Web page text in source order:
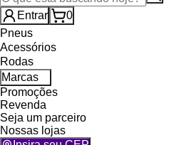
Entrar
0
Pneus
Acessórios
Rodas
Marcas
Promoções
Revenda
Seja um parceiro
Nossas lojas